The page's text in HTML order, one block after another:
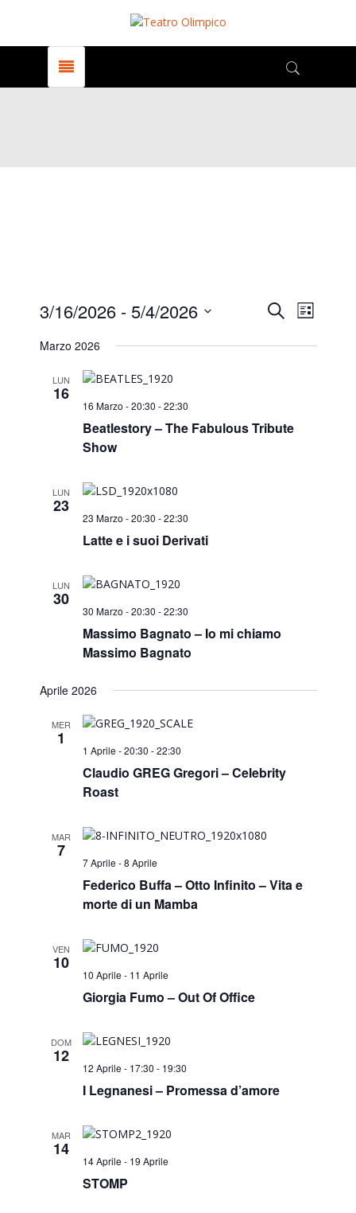
Events
Search
Views
Search
Elenco
3/16/2026 - 5/4/2026
date.
Marzo 2026
LUN
16
16 Marzo - 20:30 -22:30
Beatlestory – The Fabulous Tribute
Show
LUN
23
23 Marzo - 20:30 -22:30
Latte e i suoi Derivati
LUN
30
30 Marzo - 20:30 -22:30
Massimo Bagnato – Io mi chiamo
Massimo Bagnato
Aprile 2026
MER
1
1 Aprile - 20:30 -22:30
Claudio GREG Gregori – Celebrity
Roast
MAR
7
7 Aprile -8 Aprile
Federico Buffa – Otto Infinito – Vita e
morte di un Mamba
VEN
10
10 Aprile - 11 Aprile
Giorgia Fumo – Out Of Office
DOM
12
12 Aprile - 17:30 - 19:30
I Legnanesi – Promessa d’amore
MAR
14
14 Aprile - 19 Aprile
STOMP